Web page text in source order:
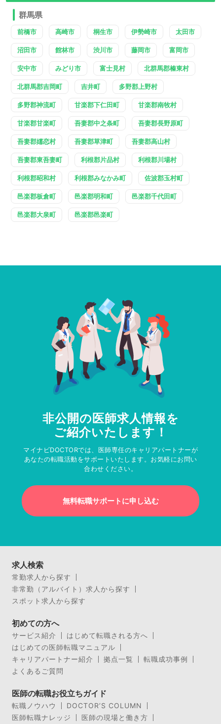
群馬県
前橋市 高崎市 桐生市 伊勢崎市 太田市
沼田市 館林市 渋川市 藤岡市 富岡市
安中市 みどり市 富士見村 北群馬郡榛東村
北群馬郡吉岡町 吉井町 多野郡上野村
多野郡神流町 甘楽郡下仁田町 甘楽郡南牧村
甘楽郡甘楽町 吾妻郡中之条町 吾妻郡長野原町
吾妻郡嬬恋村 吾妻郡草津町 吾妻郡高山村
吾妻郡東吾妻町 利根郡片品村 利根郡川場村
利根郡昭和村 利根郡みなかみ町 佐波郡玉村町
邑楽郡板倉町 邑楽郡明和町 邑楽郡千代田町
邑楽郡大泉町 邑楽郡邑楽町
非公開の医師求人情報を
ご紹介いたします！
マイナビDOCTORでは、医師専任のキャリアパートナーが
あなたの転職活動をサポートいたします。お気軽にお問い
合わせください。
無料転職サポートに申し込む
求人検索
常勤求人から探す
非常勤（アルバイト）求人から探す
スポット求人から探す
初めての方へ
サービス紹介
はじめて転職される方へ
はじめての医師転職マニュアル
キャリアパートナー紹介
拠点一覧
転職成功事例
よくあるご質問
医師の転職お役立ちガイド
転職ノウハウ
DOCTOR’S COLUMN
医師転職ナレッジ
医師の現場と働き方